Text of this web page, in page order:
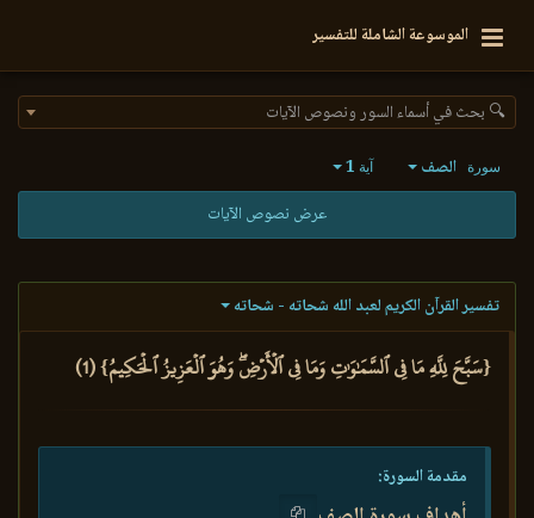
الموسوعة الشاملة للتفسير
🔍 بحث في أسماء السور ونصوص الآيات
سورة الصف آية 1
عرض نصوص الآيات
تفسير القرآن الكريم لعبد الله شحاته - شحاته
{سَبَّحَ لِلَّهِ مَا فِي ٱلسَّمَٰوَٰتِ وَمَا فِي ٱلۡأَرۡضِۖ وَهُوَ ٱلۡعَزِيزُ ٱلۡحَكِيمُ} (1)
مقدمة السورة: